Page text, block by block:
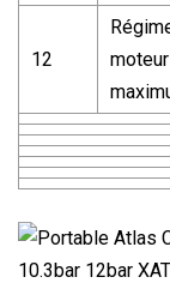
12
moteur